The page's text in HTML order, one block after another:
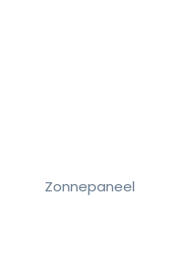
Zonnepaneel